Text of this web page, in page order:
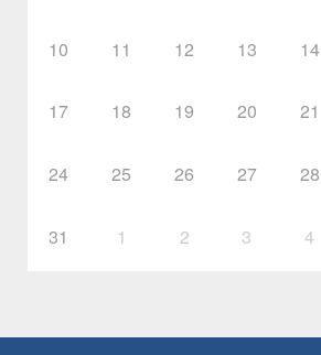
10 11 12 13 14
17 18 19 20 21
24 25 26 27 28
31 1 2 3 4